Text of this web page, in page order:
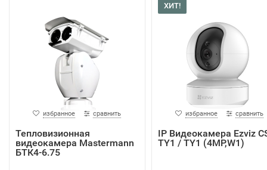
избранное сравнить
Тепловизионная
видеокамера Mastermann
БТК4-6.75
ХИТ!
избранное сравнить
IP Видеокамера Ezviz
TY1 / TY1 (4MP,W1)